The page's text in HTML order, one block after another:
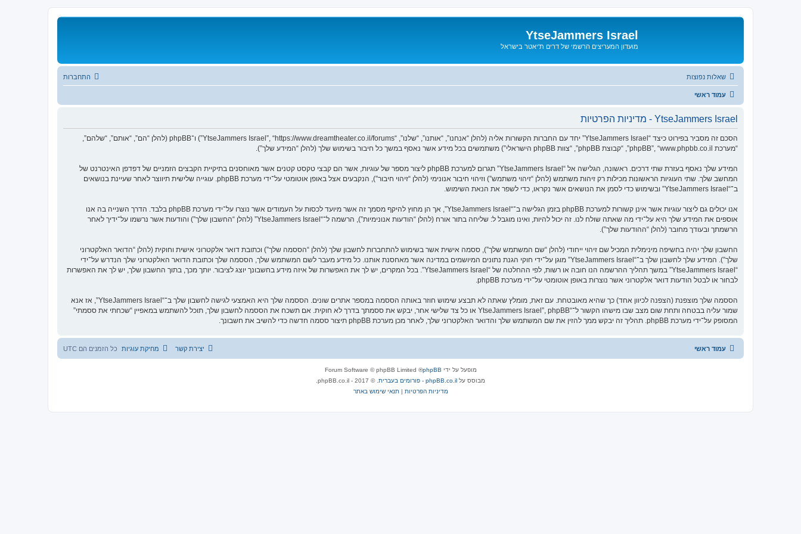
YtseJammers Israel
מועדון המעריצים הרשמי של דרים ת'יאטר בישראל
שאלות נפוצות התחברות
עמוד ראשי
YtseJammers Israel - מדיניות הפרטיות
הסכם זה מסביר בפירוט כיצד “YtseJammers Israel” יחד עם החברות הקשורות אליה (להלן “אנחנו”, “אותנו”, “שלנו”, “YtseJammers Israel”, “https://www.dreamtheater.co.il/forums”) ו־phpBB (להלן “הם”, “אותם”, “שלהם”,
“מערכת phpBB”, “www.phpbb.co.il”, “קבוצת phpBB”, “צוות phpBB הישראלי”) משתמשים בכל מידע אשר נאסף במשך כל חיבור בשימוש שלך (להלן “המידע שלך”).
המידע שלך נאסף בעזרת שתי דרכים. ראשונה, הגלישה אל “YtseJammers Israel” תגרום למערכת phpBB ליצור מספר של עוגיות, אשר הם קבצי טקסט קטנים אשר מאוחסנים בתיקיית הקבצים הזמניים של דפדפן האינטרנט של
המחשב שלך. שתי העוגיות הראשונות מכילות רק זיהות משתמש (להלן “זיהוי משתמש”) וזיהוי חיבור אנונימי (להלן “זיהוי חיבור”), הנקבעים אצל באופן אוטומטי על־ידי מערכת phpBB. עוגייה שלישית תיווצר לאחר שעיינת בנושאים
ב־“YtseJammers Israel” ובשימוש כדי לסמן את הנושאים אשר נקראו, כדי לשפר את הנאת השימוש.
אנו יכולים גם ליצור עוגיות אשר אינן קשורות למערכת phpBB בזמן הגלישה ב־“YtseJammers Israel”, אך הן מחוץ להיקף מסמך זה אשר מיועד לכסות על העמודים אשר נוצרו על־ידי מערכת phpBB בלבד. הדרך השנייה בה אנו
אוספים את המידע שלך היא על־ידי מה שאתה שולח לנו. זה יכול להיות, ואינו מוגבל ל: שליחה בתור אורח (להלן “הודעות אנונימיות”), הרשמה ל־“YtseJammers Israel” (להלן “החשבון שלך”) והודעות אשר נרשמו על־ידיך לאחר
הרשמתך ובעודך מחובר (להלן “ההודעות שלך”).
החשבון שלך יהיה בחשיפה מינימלית המכיל שם זיהוי ייחודי (להלן “שם המשתמש שלך”), ססמה אישית אשר בשימוש להתחברות לחשבון שלך (להלן “הססמה שלך”) וכתובת דואר אלקטרוני אישית וחוקית (להלן “הדואר האלקטרוני
שלך”). המידע שלך לחשבון שלך ב־“YtseJammers Israel” מוגן על־ידי חוקי הגנת נתונים המיושמים במדינה אשר מאחסנת אותנו. כל מידע מעבר לשם המשתמש שלך, הססמה שלך וכתובת הדואר האלקטרוני שלך הנדרש על־ידי
“YtseJammers Israel” במשך תהליך ההרשמה הנו חובה או רשות, לפי ההחלטה של “YtseJammers Israel”. בכל המקרים, יש לך את האפשרות של איזה מידע בחשבונך יוצג לציבור. יותך מכך, בתוך החשבון שלך, יש לך את האפשרות
לבחור או לבטל הודעות דואר אלקטרוני אשר נוצרות באופן אוטומטי על־ידי מערכת phpBB.
הססמה שלך מוצפנת (הצפנה לכיוון אחד) כך שהיא מאובטחת. עם זאת, מומלץ שאתה לא תבצע שימוש חוזר באותה הססמה במספר אתרים שונים. הססמה שלך היא האמצעי לגישה לחשבון שלך ב־“YtseJammers Israel”, אז אנא
שמור עליה בבטחה ותחת שום מצב שבו מישהו הקשור ל־“YtseJammers Israel”, phpBB או כל צד שלישי אחר, יבקש את ססמתך בדרך לא חוקית. אם תשכח את הססמה לחשבון שלך, תוכל להשתמש במאפיין “שכחתי את ססמתי”
המסופק על־ידי מערכת phpBB. תהליך זה יבקש ממך להזין את שם המשתמש שלך והדואר האלקטרוני שלך, לאחר מכן מערכת phpBB תיצור ססמה חדשה כדי להשיב את חשבונך.
עמוד ראשי כל הזמנים הם UTC מחיקת עוגיות יצירת קשר
מופעל על ידי phpBB
® Forum Software © phpBB Limited
מבוסס על phpBB.co.il - פורומים בעברית
. © 2017 - phpBB.co.il.
מדיניות הפרטיות |תנאי שימוש באתר